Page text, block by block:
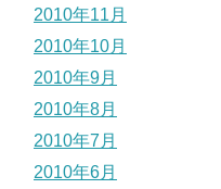
2010年11月
2010年10月
2010年9月
2010年8月
2010年7月
2010年6月